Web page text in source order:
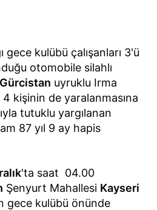
gece kulübü çalışanları 3'ü
otomobile silahlı
Gürcistan uyruklu Irma
kişinin de yaralanmasına
tutuklu yargılanan
87 yıl 9 ay hapis
'ta saat 04.00
Şenyurt Mahallesi Kayseri
gece kulübü önünde